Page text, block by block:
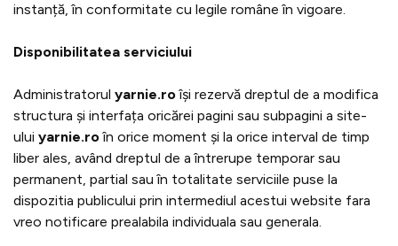
instanță, în conformitate cu legile române în vigoare.
Disponibilitatea serviciului
Administratorul yarnie.roîși rezervă dreptul de a modifica
structura și interfața oricărei pagini sau subpagini a site-
ului yarnie.roîn orice moment și la orice interval de timp
liber ales, având dreptul de a întrerupe temporar sau
permanent, partial sau în totalitate serviciile puse la
dispozitia publicului prin intermediul acestui website fara
vreo notificare prealabila individuala sau generala.